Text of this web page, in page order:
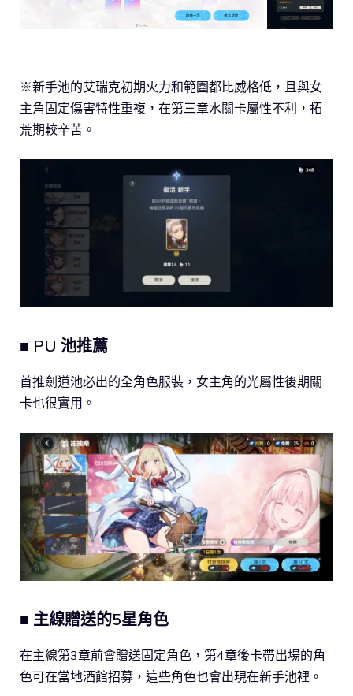
※新手池的艾瑞克初期火力和範圍都比威格低，且與女
主角固定傷害特性重複，在第三章水關卡屬性不利，拓
荒期較辛苦。
■ PU 池推薦
首推劍道池必出的全角色服裝，女主角的光屬性後期關
卡也很實用。
■ 主線贈送的5星角色
在主線第3章前會贈送固定角色，第4章後卡帶出場的角
色可在當地酒館招募，這些角色也會出現在新手池裡。